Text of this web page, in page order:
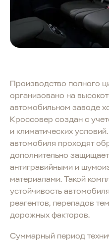
Производство полного
организовано на
автомобильном заводе
Кроссовер создан с
и климатических
автомобиля проходят
дополнительно
антигравийными и
материалами. Такой
устойчивость
реагентов, перепадов
дорожных факторов.
Суммарный период